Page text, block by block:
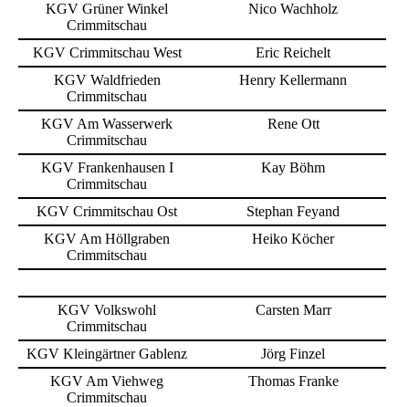
KGV Grüner Winkel
Crimmitschau
Nico Wachholz
KGV Crimmitschau West
Eric Reichelt
KGV Waldfrieden
Crimmitschau
Henry Kellermann
KGV Am Wasserwerk
Crimmitschau
Rene Ott
KGV Frankenhausen I
Crimmitschau
Kay Böhm
KGV Crimmitschau Ost
Stephan Feyand
KGV Am Höllgraben
Crimmitschau
Heiko Köcher
KGV Volkswohl
Crimmitschau
Carsten Marr
KGV Kleingärtner Gablenz
Jörg Finzel
KGV Am Viehweg
Crimmitschau
Thomas Franke